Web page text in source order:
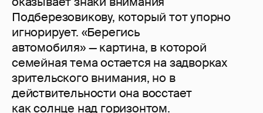
Подберезовикову, который тот упорно
игнорирует. «Берегись
автомобиля» — картина, в которой
семейная тема остается на задворках
зрительского внимания, но в
действительности она восстает
как солнце над горизонтом.